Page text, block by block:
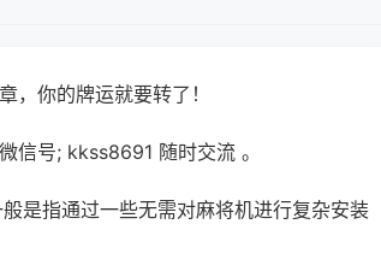
，你的牌运就要转了！
信号; kkss8691 随时交流 。
是指通过一些无需对麻将机进行复杂安装